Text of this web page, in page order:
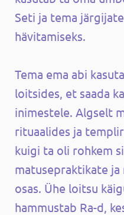
Seti ja tema
hävitamiseks.
Tema ema abi
loitsides, et saada
inimestele. Algselt
rituaalides ja
kuigi ta oli rohkem
matusepraktikate
osas. Ühe loitsu
hammustab Ra-d,